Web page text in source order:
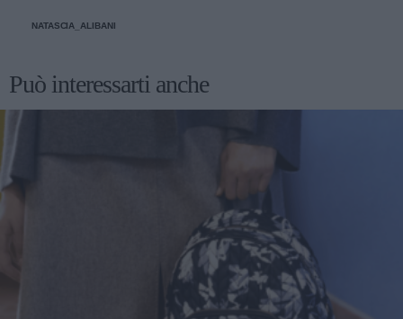
NATASCIA_ALIBANI
Può interessarti anche